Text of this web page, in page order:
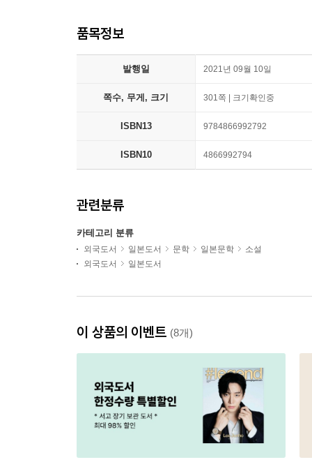
품목정보
발행일 2021년 09월 10일
쪽수, 무게, 크기 301쪽 | 크기확인중
ISBN13 9784866992792
ISBN10 4866992794
관련분류
카테고리 분류
외국도서 일본도서 문학 일본문학
소설
외국도서
일본도서
이 상품의 이벤트 (8개)